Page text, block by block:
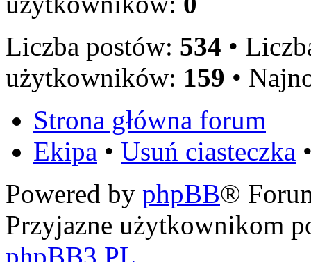
Liczba postów: 534 •
użytkowników: 159 •
Strona główna forum
Ekipa • Usuń ciasteczka
Powered by phpBB®
Przyjazne użytkownikom